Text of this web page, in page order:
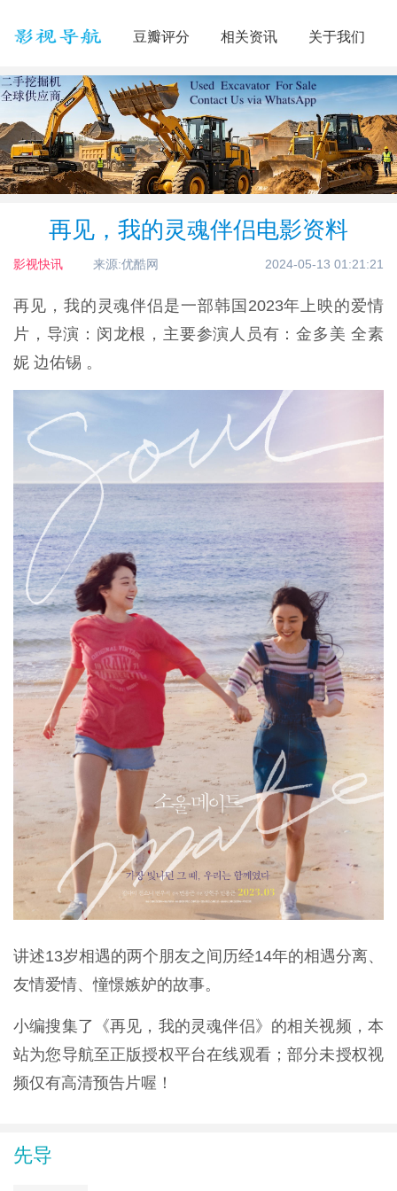
豆瓣评分 相关资讯 关于我们
再见，我的灵魂伴侣电影资料
影视快讯 来源:优酷网 2024-05-13 01:21:21
再见，我的灵魂伴侣是一部韩国2023年上映的爱情
片，导演：闵龙根，主要参演人员有：金多美 全素
妮 边佑锡 。
讲述13岁相遇的两个朋友之间历经14年的相遇分离、
友情爱情、憧憬嫉妒的故事。
小编搜集了《再见，我的灵魂伴侣》的相关视频，本
站为您导航至正版授权平台在线观看；部分未授权视
频仅有高清预告片喔！
先导